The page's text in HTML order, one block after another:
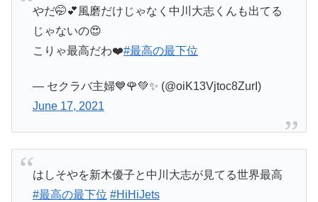
やだ🤭💕風磨だけじゃなく中川大志くんも出てる
じゃないの😍
こりゃ最高だわ❤️#最高の最下位
— セクラバ主婦💙🌹💚✨ (@oiK13Vjtoc8ZurI)
June 17, 2021
はしそやを新木優子と中川大志が見てる世界最高
#最高の最下位 #HiHiJets